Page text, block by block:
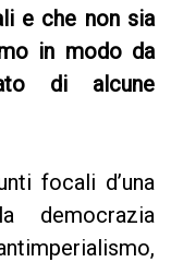
e che non sia
in modo da
di alcune
focali d’una
democrazia